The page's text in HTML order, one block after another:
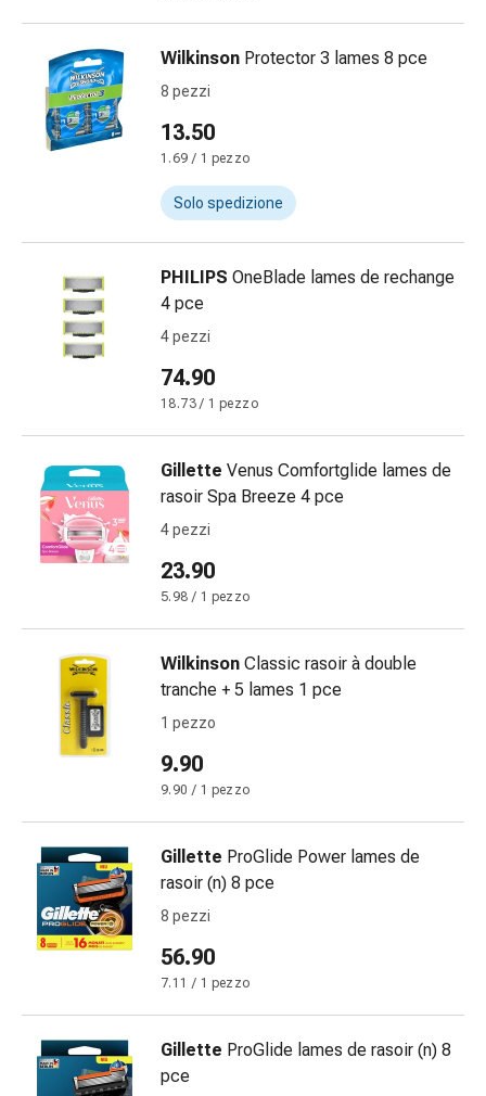
tiraggio
Tamponi
Orecchie
Disturbi
dell'orecchio
Cura
delle
orecchie
Gocce
oculari
Infiammazione
degli
Bende
occhi
Igiene
e
circolazione
Terapia
Calze
compressione
Disturbi
circolatori
Cessazione
fumo
Disturbi
del
sangue
Wilkinson Protector 3 lames 8 pce
8 pezzi
13.50
1.69 / 1 pezzo
Solo spedizione
PHILIPS OneBlade lames de rechange
4 pce
4 pezzi
74.90
18.73 / 1 pezzo
Gillette Venus Comfortglide lames de
rasoir Spa Breeze 4 pce
4 pezzi
23.90
5.98 / 1 pezzo
Wilkinson Classic rasoir à double
tranche + 5 lames 1 pce
1 pezzo
9.90
9.90 / 1 pezzo
Gillette ProGlide Power lames de
rasoir (n) 8 pce
8 pezzi
56.90
7.11 / 1 pezzo
Gillette ProGlide lames de rasoir (n) 8
pce